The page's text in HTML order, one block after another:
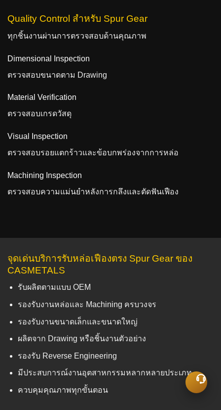
Quality Control สำหรับ Spur Gear
ทุกชิ้นงานผ่านการตรวจสอบด้านคุณภาพ
Dimensional Inspection
ตรวจสอบขนาดตาม Drawing
Material Verification
ตรวจสอบเกรดวัสดุ
Visual Inspection
ตรวจสอบรอยแตกร้าวและข้อบกพร่องจากการหล่อ
Machining Inspection
ตรวจสอบความแม่นยำหลังการกลึงและตัดฟันเฟือง
จุดเด่นบริการรับหล่อเฟืองตรง Spur Gear ของ
CASMETALS
รับผลิตตามแบบ OEM
รองรับงานหล่อและ Machining ครบวงจร
รองรับงานขนาดเล็กและขนาดใหญ่
ผลิตจาก Drawing หรือชิ้นงานตัวอย่าง
รองรับ Reverse Engineering
มีประสบการณ์งานอุตสาหกรรมหลากหลายประเภท
ควบคุมคุณภาพทุกขั้นตอน